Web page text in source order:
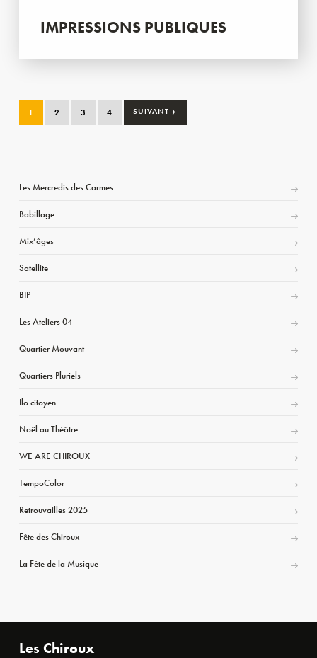
IMPRESSIONS PUBLIQUES
1 2 3 4 SUIVANT ›
Les Mercredis des Carmes
Babillage
Mix’âges
Satellite
BIP
Les Ateliers 04
Quartier Mouvant
Quartiers Pluriels
Ilo citoyen
Noël au Théâtre
WE ARE CHIROUX
TempoColor
Retrouvailles 2025
Fête des Chiroux
La Fête de la Musique
Les Chiroux